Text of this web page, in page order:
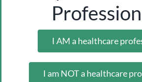
plastic hanger for urine bags,
Inicia sesión como profesional
I AM a healthcare
I am NOT a healthcare